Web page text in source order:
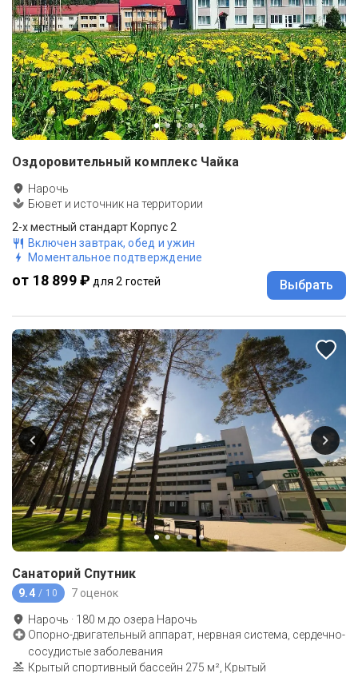
Оздоровительный комплекс Чайка
Нарочь
Бювет и источник на территории
2-x местный стандарт Корпус 2
Включен завтрак, обед и ужин
Моментальное подтверждение
от 18 899 ₽ для 2 гостей Выбрать
Санаторий Спутник
9.4 / 10 7 оценок
Нарочь · 180 м до озера Нарочь
Опорно-двигательный аппарат, нервная система, сердечно-
сосудистые заболевания
Крытый спортивный бассейн 275 м², Крытый